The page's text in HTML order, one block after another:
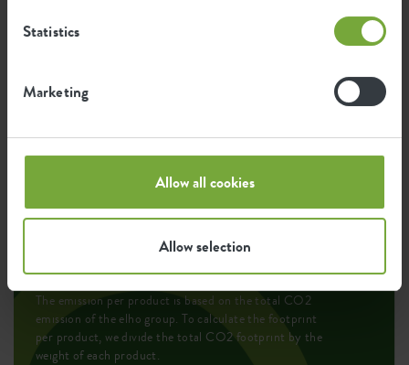
Statistics
Marketing
Allow all cookies
Allow selection
kg
producing this product
0,713
Average emission of green energy
The emission per product is based on the total CO2
emission of the elho group. To calculate the footprint
per product, we divide the total CO2 footprint by the
weight of each product.